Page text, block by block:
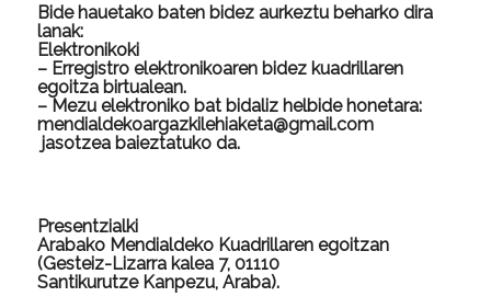
Bide hauetako baten bidez aurkeztu beharko dira
lanak:
Elektronikoki
– Erregistro elektronikoaren bidez kuadrillaren
egoitza birtualean.
– Mezu elektroniko bat bidaliz helbide honetara:
mendialdekoargazkilehiaketa@gmail.com
jasotzea baieztatuko da.
Presentzialki
Arabako Mendialdeko Kuadrillaren egoitzan
(Gesteiz-Lizarra kalea 7, 01110
Santikurutze Kanpezu, Araba).